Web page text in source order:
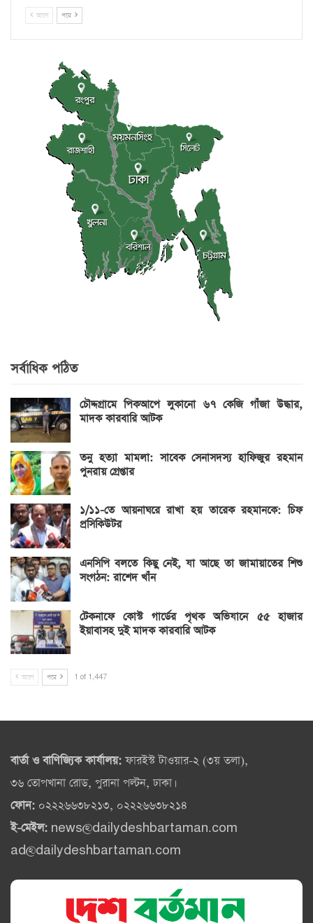
আগে পরে
সর্বাধিক পঠিত
চৌদ্দগ্রামে পিকআপে লুকানো ৬৭ কেজি গাঁজা উদ্ধার,
মাদক কারবারি আটক
তনু হত্যা মামলা: সাবেক সেনাসদস্য হাফিজুর রহমান
পুনরায় গ্রেপ্তার
১/১১-তে আয়নাঘরে রাখা হয় তারেক রহমানকে: চিফ
প্রসিকিউটর
এনসিপি বলতে কিছু নেই, যা আছে তা জামায়াতের শিশু
সংগঠন: রাশেদ খাঁন
টেকনাফে কোস্ট গার্ডের পৃথক অভিযানে ৫৫ হাজার
ইয়াবাসহ দুই মাদক কারবারি আটক
আগে পরে 1 of 1,447
বার্তা ও বাণিজ্যিক কার্যালয়:ফারইস্ট টাওয়ার-২ (৩য় তলা),
৩৬ তোপখানা রোড, পুরানা পল্টন, ঢাকা।
ফোন: ০২২২৬৬৩৮২১৩, ০২২২৬৬৩৮২১৪
ই-মেইল: news@dailydeshbartaman.com
ad@dailydeshbartaman.com